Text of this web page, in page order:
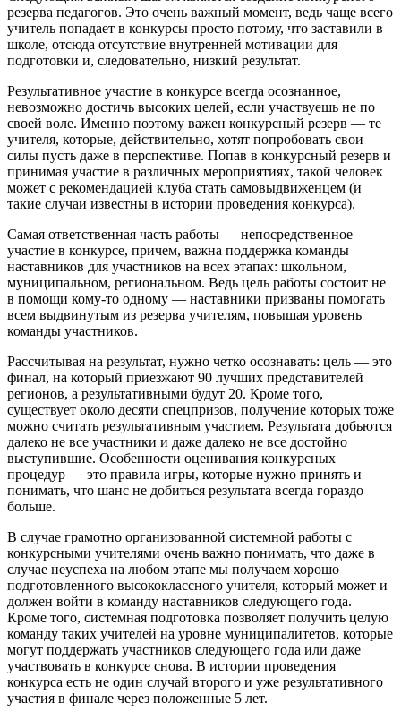
резерва педагогов. Это очень важный момент, ведь чаще всего
учитель попадает в конкурсы просто потому, что заставили в
школе, отсюда отсутствие внутренней мотивации для
подготовки и, следовательно, низкий результат.
Результативное участие в конкурсе всегда осознанное,
невозможно достичь высоких целей, если участвуешь не по
своей воле. Именно поэтому важен конкурсный резерв — те
учителя, которые, действительно, хотят попробовать свои
силы пусть даже в перспективе. Попав в конкурсный резерв и
принимая участие в различных мероприятиях, такой человек
может с рекомендацией клуба стать самовыдвиженцем (и
такие случаи известны в истории проведения конкурса).
Самая ответственная часть работы — непосредственное
участие в конкурсе, причем, важна поддержка команды
наставников для участников на всех этапах: школьном,
муниципальном, региональном. Ведь цель работы состоит не
в помощи кому-то одному — наставники призваны помогать
всем выдвинутым из резерва учителям, повышая уровень
команды участников.
Рассчитывая на результат, нужно четко осознавать: цель — это
финал, на который приезжают 90 лучших представителей
регионов, а результативными будут 20. Кроме того,
существует около десяти спецпризов, получение которых тоже
можно считать результативным участием. Результата добьются
далеко не все участники и даже далеко не все достойно
выступившие. Особенности оценивания конкурсных
процедур — это правила игры, которые нужно принять и
понимать, что шанс не добиться результата всегда гораздо
больше.
В случае грамотно организованной системной работы с
конкурсными учителями очень важно понимать, что даже в
случае неуспеха на любом этапе мы получаем хорошо
подготовленного высококлассного учителя, который может и
должен войти в команду наставников следующего года.
Кроме того, системная подготовка позволяет получить целую
команду таких учителей на уровне муниципалитетов, которые
могут поддержать участников следующего года или даже
участвовать в конкурсе снова. В истории проведения
конкурса есть не один случай второго и уже результативного
участия в финале через положенные 5 лет.